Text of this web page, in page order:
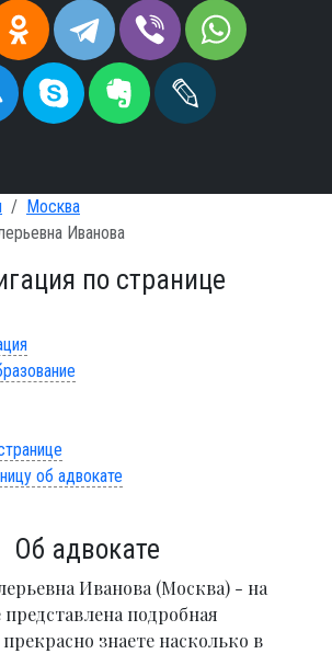
Москва
Иванова
по странице
об адвокате
Об адвокате
Иванова (Москва) - на
подробная
знаете насколько в